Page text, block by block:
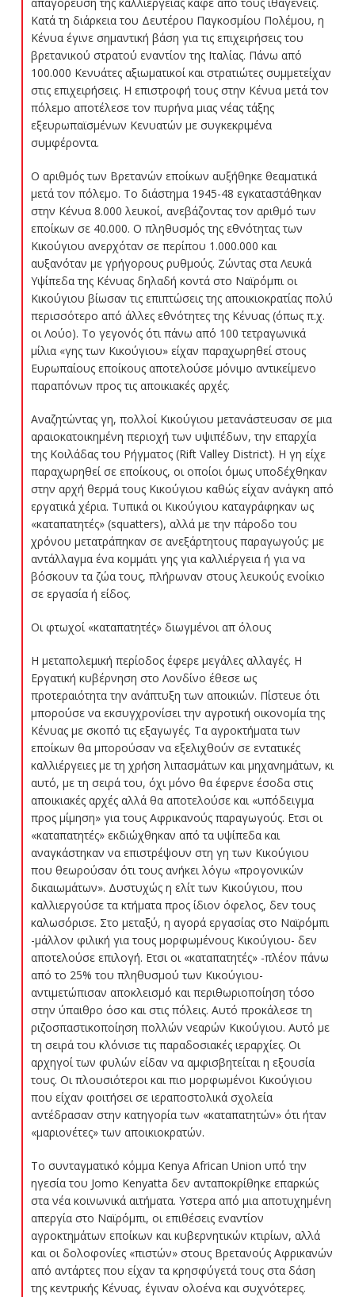
Κατά τη διάρκεια του Δευτέρου Παγκοσμίου Πολέμου, η
Κένυα έγινε σημαντική βάση για τις επιχειρήσεις του
βρετανικού στρατού εναντίον της Ιταλίας. Πάνω από
100.000 Κενυάτες αξιωματικοί και στρατιώτες συμμετείχαν
στις επιχειρήσεις. Η επιστροφή τους στην Κένυα μετά τον
πόλεμο αποτέλεσε τον πυρήνα μιας νέας τάξης
εξευρωπαϊσμένων Κενυατών με συγκεκριμένα
συμφέροντα.
Ο αριθμός των Βρετανών εποίκων αυξήθηκε θεαματικά
μετά τον πόλεμο. Το διάστημα 1945-48 εγκαταστάθηκαν
στην Κένυα 8.000 λευκοί, ανεβάζοντας τον αριθμό των
εποίκων σε 40.000. Ο πληθυσμός της εθνότητας των
Κικούγιου ανερχόταν σε περίπου 1.000.000 και
αυξανόταν με γρήγορους ρυθμούς. Ζώντας στα Λευκά
Υψίπεδα της Κένυας δηλαδή κοντά στο Ναϊρόμπι οι
Κικούγιου βίωσαν τις επιπτώσεις της αποικιοκρατίας πολύ
περισσότερο από άλλες εθνότητες της Κένυας (όπως π.χ.
οι Λούο). Το γεγονός ότι πάνω από 100 τετραγωνικά
μίλια «γης των Κικούγιου» είχαν παραχωρηθεί στους
Ευρωπαίους εποίκους αποτελούσε μόνιμο αντικείμενο
παραπόνων προς τις αποικιακές αρχές.
Αναζητώντας γη, πολλοί Κικούγιου μετανάστευσαν σε μια
αραιοκατοικημένη περιοχή των υψιπέδων, την επαρχία
της Κοιλάδας του Ρήγματος (Rift Valley District). Η γη είχε
παραχωρηθεί σε εποίκους, οι οποίοι όμως υποδέχθηκαν
στην αρχή θερμά τους Κικούγιου καθώς είχαν ανάγκη από
εργατικά χέρια. Τυπικά οι Κικούγιου καταγράφηκαν ως
«καταπατητές» (squatters), αλλά με την πάροδο του
χρόνου μετατράπηκαν σε ανεξάρτητους παραγωγούς: με
αντάλλαγμα ένα κομμάτι γης για καλλιέργεια ή για να
βόσκουν τα ζώα τους, πλήρωναν στους λευκούς ενοίκιο
σε εργασία ή είδος.
Οι φτωχοί «καταπατητές» διωγμένοι απ όλους
Η μεταπολεμική περίοδος έφερε μεγάλες αλλαγές. Η
Εργατική κυβέρνηση στο Λονδίνο έθεσε ως
προτεραιότητα την ανάπτυξη των αποικιών. Πίστευε ότι
μπορούσε να εκσυγχρονίσει την αγροτική οικονομία της
Κένυας με σκοπό τις εξαγωγές. Τα αγροκτήματα των
εποίκων θα μπορούσαν να εξελιχθούν σε εντατικές
καλλιέργειες με τη χρήση λιπασμάτων και μηχανημάτων, κι
αυτό, με τη σειρά του, όχι μόνο θα έφερνε έσοδα στις
αποικιακές αρχές αλλά θα αποτελούσε και «υπόδειγμα
προς μίμηση» για τους Αφρικανούς παραγωγούς. Ετσι οι
«καταπατητές» εκδιώχθηκαν από τα υψίπεδα και
αναγκάστηκαν να επιστρέψουν στη γη των Κικούγιου 
που θεωρούσαν ότι τους ανήκει λόγω «προγονικών
δικαιωμάτων». Δυστυχώς η ελίτ των Κικούγιου, που
καλλιεργούσε τα κτήματα προς ίδιον όφελος, δεν τους
καλωσόρισε. Στο μεταξύ, η αγορά εργασίας στο Ναϊρόμπι
-μάλλον φιλική για τους μορφωμένους Κικούγιου- δεν
αποτελούσε επιλογή. Ετσι οι «καταπατητές» -πλέον πάνω
από το 25% του πληθυσμού των Κικούγιου-
αντιμετώπισαν αποκλεισμό και περιθωριοποίηση τόσο
στην ύπαιθρο όσο και στις πόλεις. Αυτό προκάλεσε τη
ριζοσπαστικοποίηση πολλών νεαρών Κικούγιου. Αυτό με
τη σειρά του κλόνισε τις παραδοσιακές ιεραρχίες. Οι
αρχηγοί των φυλών είδαν να αμφισβητείται η εξουσία
τους. Οι πλουσιότεροι και πιο μορφωμένοι Κικούγιου
που είχαν φοιτήσει σε ιεραποστολικά σχολεία
αντέδρασαν στην κατηγορία των «καταπατητών» ότι ήταν
«μαριονέτες» των αποικιοκρατών.
Το συνταγματικό κόμμα Kenya African Union υπό την
ηγεσία του Jomo Kenyatta δεν ανταποκρίθηκε επαρκώς
στα νέα κοινωνικά αιτήματα. Υστερα από μια αποτυχημένη
απεργία στο Ναϊρόμπι, οι επιθέσεις εναντίον
αγροκτημάτων εποίκων και κυβερνητικών κτιρίων, αλλά
και οι δολοφονίες «πιστών» στους Βρετανούς Αφρικανών
από αντάρτες που είχαν τα κρησφύγετά τους στα δάση
της κεντρικής Κένυας, έγιναν ολοένα και συχνότερες.